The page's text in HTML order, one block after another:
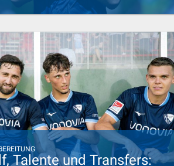
Talente und Transfers: